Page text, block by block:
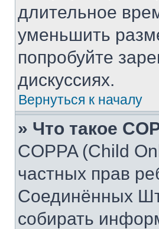
длительное
уменьшить
попробуйте
дискуссиях.
Вернуться к началу
» Что такое
COPPA (Child
частных прав
Соединённых
собирать